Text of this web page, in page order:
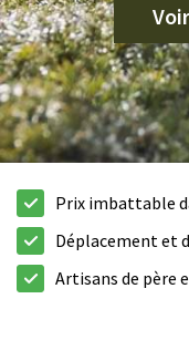
Prix imbattable
Déplacement et
Artisans de père